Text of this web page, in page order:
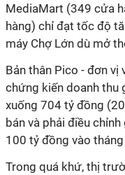
MediaMart (349 cửa
hàng) chỉ đạt tốc độ
máy Chợ Lớn dù mở
Bản thân Pico - đơn vị
chứng kiến doanh
xuống 704 tỷ đồng
bán và phải điều
100 tỷ đồng vào
Trong quá khứ, thị